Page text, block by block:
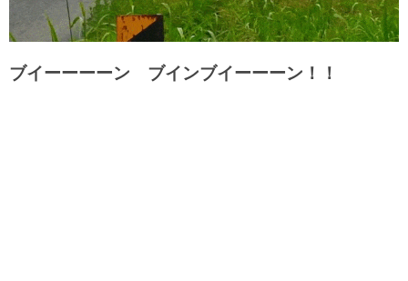
ブイーーーーン ブインブイーーーン！！